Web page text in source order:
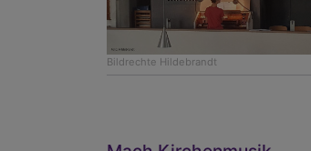
Bildrechte Hildebrandt